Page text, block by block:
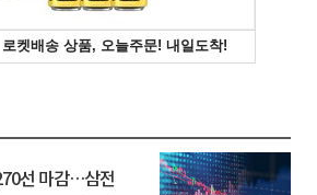
선 마감…삼전